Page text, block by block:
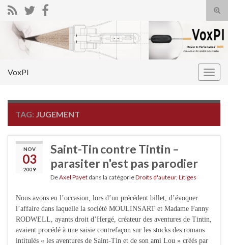
Search for:
VoxPI
TAG: JUGEMENT
NOV
03
2009
Saint-Tin contre Tintin –
parasiter n'est pas parodier
DeAxel Payet dans la catégorieDroits d'auteur, Litiges
Nous avons eu l’occasion, lors d’un précédent billet, d’évoquer
l’affaire dans laquelle la société MOULINSART et Madame Fanny
RODWELL, ayants droit d’Hergé, créateur des aventures de Tintin,
avaient procédé à une saisie contrefaçon sur les stocks des romans
intitulés « les aventures de Saint-Tin et de son ami Lou » créés par